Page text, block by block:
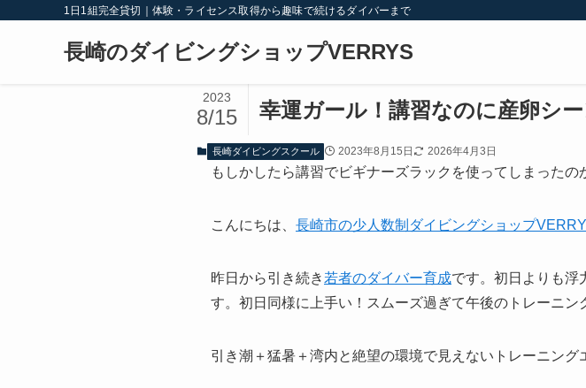
1日1組完全貸切｜体験・ライセンス取得から趣味で続けるダイバーまで
長崎のダイビングショップVERRYS
幸運ガール！講習なのに産卵シ
2023
8/15
長崎ダイビングスクール 2023年8月15日 2026年4月3日
もしかしたら講習でビギナーズラックを使ってしまったの
こんにちは、 長崎市の少人数制ダイビングショップ
昨日から引き続き 若者のダイバー育成です。初日よりも浮
す。初日同様に上手い！スムーズ過ぎて午後のトレーニン
引き潮＋猛暑＋湾内と絶望の環境で見えないトレーニング